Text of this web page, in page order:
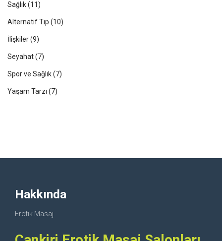
Sağlık(11)
Alternatif Tıp (10)
İlişkiler(9)
Seyahat(7)
Spor ve Sağlık(7)
Yaşam Tarzı (7)
Hakkında
Erotik Masaj